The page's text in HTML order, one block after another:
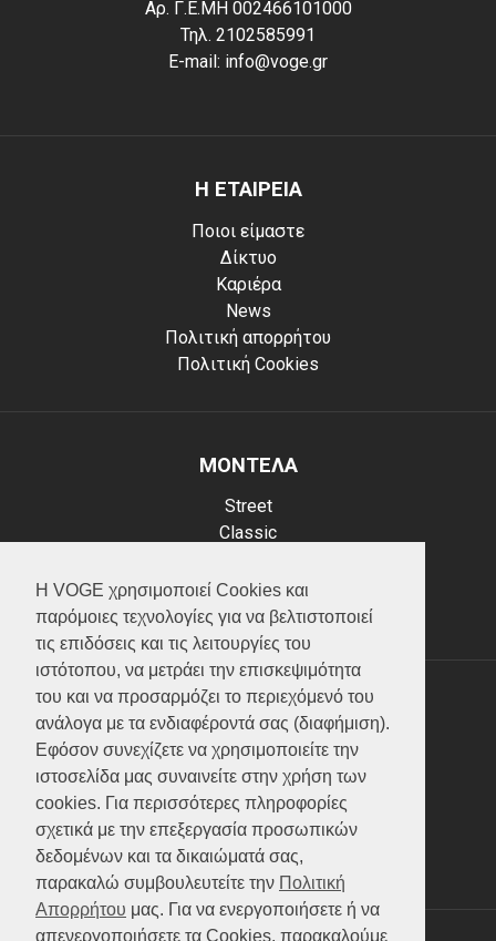
Η VOGE χρησιμοποιεί Cookies και
παρόμοιες τεχνολογίες για να βελτιστοποιεί
τις επιδόσεις και τις λειτουργίες του
ιστότοπου, να μετράει την επισκεψιμότητα
του και να προσαρμόζει το περιεχόμενό του
ανάλογα με τα ενδιαφέροντά σας (διαφήμιση).
Εφόσον συνεχίζετε να χρησιμοποιείτε την
ιστοσελίδα μας συναινείτε στην χρήση των
cookies. Για περισσότερες πληροφορίες
σχετικά με την επεξεργασία προσωπικών
δεδομένων και τα δικαιώματά σας,
παρακαλώ συμβουλευτείτε την Πολιτική
Απορρήτου μας. Για να ενεργοποιήσετε ή να
απενεργοποιήσετε τα Cookies, παρακαλούμε
Αρ. Γ.Ε.ΜΗ 002466101000
Τηλ. 2102585991
E-mail: info@voge.gr
Η ΕΤΑΙΡΕΙΑ
Ποιοι είμαστε
Δίκτυο
Καριέρα
News
Πολιτική απορρήτου
Πολιτική Cookies
ΜΟΝΤΕΛΑ
Street
Classic
Scooter
ATV (Loncin)
ΥΠΗΡΕΣΙΕΣ
Test ride
Επικοινωνία
Service
Κατάλογος
FAQ